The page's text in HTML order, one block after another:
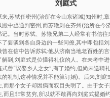
刘庭式
来,苏轼任密州(治所在今山东诸城)知州时,
殿中丞通判密州,而苏辙则在齐州(治所在今
记。当时苏轼、苏辙兄弟二人经常有书信往
了要谈到各自身边的一些同僚,其中即包括
曾在信中告诉苏轼:他从济南当地老百姓的
解到,刘庭式是位懂得礼仪的人。在未考中
式曾“议娶乡人之女”,有了婚约,但尚未送聘
的礼制,这种情况并不能算订婚)。后来,刘庭
,而那个女子却因病而双目失明了。由于女
,而且非常贫穷,所以就不敢再向刘庭式提婚